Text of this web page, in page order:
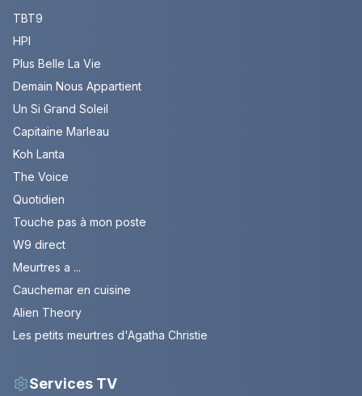
TBT9
HPI
Plus Belle La Vie
Demain Nous Appartient
Un Si Grand Soleil
Capitaine Marleau
Koh Lanta
The Voice
Quotidien
Touche pas à mon poste
W9 direct
Meurtres a ...
Cauchemar en cuisine
Alien Theory
Les petits meurtres d'Agatha Christie
Services TV